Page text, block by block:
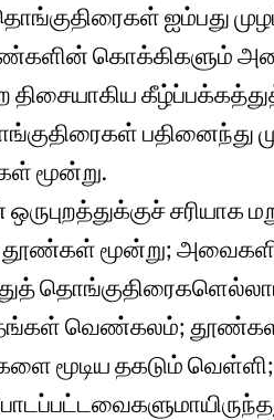
ஐம்பது
கொக்கிகளும்
திசையாகிய
மூன்று.
ஒருபுறத்துக்குச்
மூன்று;
வெண்கலம்;
மூடிய தகடும்